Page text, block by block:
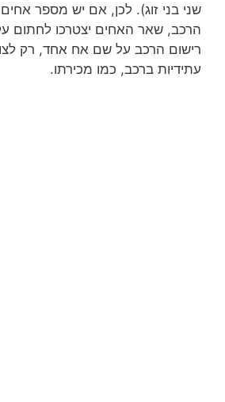
שני בני זוג). לכן, אם יש מספר
הרכב, שאר האחים יצטרכו לחתום על
רישום הרכב על שם אח אחד, רק
עתידיות ברכב, כמו מכירתו.